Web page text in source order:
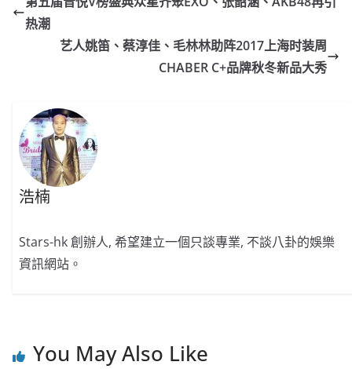
o b p n
k
热潮
艺人姚笛、蔡淳佳、毛林林助阵2017上海时装周
CHABER C+品牌秋冬新品大秀
浩楠
Stars-hk 創辦人, 希望建立一個只談專業, 不談八卦的娛樂
資訊網站。
You May Also Like